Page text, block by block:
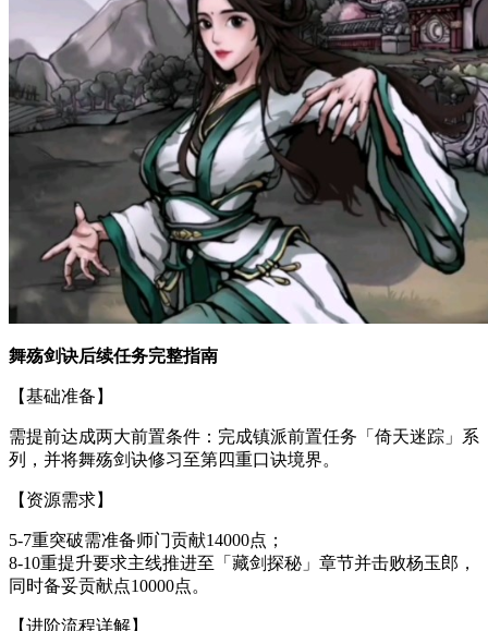
舞殇剑诀后续任务完整指南
【基础准备】
需提前达成两大前置条件：完成镇派前置任务「倚天迷踪」系
列，并将舞殇剑诀修习至第四重口诀境界。
【资源需求】
5-7重突破需准备师门贡献14000点；
8-10重提升要求主线推进至「藏剑探秘」章节并击败杨玉郎，
同时备妥贡献点10000点。
【进阶流程详解】